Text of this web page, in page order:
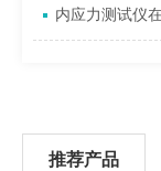
内应力测试仪
推荐产品